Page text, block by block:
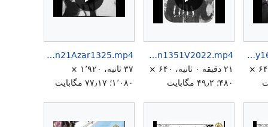
MossadeghTudehParty16Azar1332.mp4
۱ دقیقه ۲۲ ثانیه، ۶۴۰ ×
NationalCongressSecondDecadeShahMellatRevolution1 4Bahman1351V2022.mp4
۲۱ دقیقه ۰ ثانیه، ۶۴۰ ×
۴۸۰؛ ۴۹٫۲ مگابایت
NejatAzerbaijan21Azar1325.mp4
۳۷ ثانیه، ۱٬۹۲۰ ×
۱٬۰۸۰؛ ۷۷٫۱۷ مگابایت